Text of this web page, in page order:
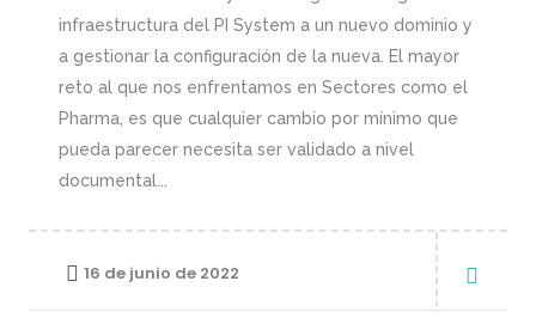
infraestructura del PI System a un nuevo dominio y
a gestionar la configuración de la nueva. El mayor
reto al que nos enfrentamos en Sectores como el
Pharma, es que cualquier cambio por mínimo que
pueda parecer necesita ser validado a nivel
documental...
16 de junio de 2022